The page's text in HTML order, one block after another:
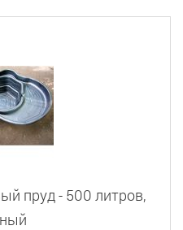
пруд - 500 литров,